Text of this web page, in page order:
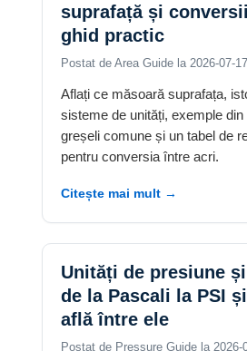
suprafață și
ghid practic
Postat de Area Guide la 2026-07-17
Aflați ce măsoară suprafața,
sisteme de unități, exemple din
greșeli comune și un tabel de
pentru conversia între acri.
Citește mai mult →
Unități de presiune
de la Pascali la PSI
află între ele
Postat de Pressure Guide la 2026-